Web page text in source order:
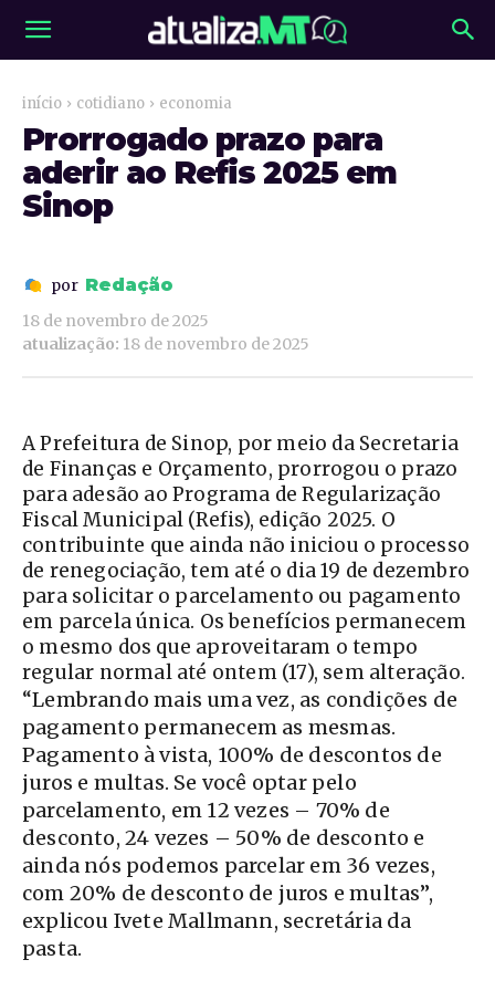
início cotidiano economia
Prorrogado prazo para
aderir ao Refis 2025 em
Sinop
por Redação
18 de novembro de 2025
atualização: 18 de novembro de 2025
A Prefeitura de Sinop, por meio da Secretaria
de Finanças e Orçamento, prorrogou o prazo
para adesão ao Programa de Regularização
Fiscal Municipal (Refis), edição 2025. O
contribuinte que ainda não iniciou o processo
de renegociação, tem até o dia 19 de dezembro
para solicitar o parcelamento ou pagamento
em parcela única. Os benefícios permanecem
o mesmo dos que aproveitaram o tempo
regular normal até ontem (17), sem alteração.
“Lembrando mais uma vez, as condições de
pagamento permanecem as mesmas.
Pagamento à vista, 100% de descontos de
juros e multas. Se você optar pelo
parcelamento, em 12 vezes – 70% de
desconto, 24 vezes – 50% de desconto e
ainda nós podemos parcelar em 36 vezes,
com 20% de desconto de juros e multas”,
explicou Ivete Mallmann, secretária da
pasta.